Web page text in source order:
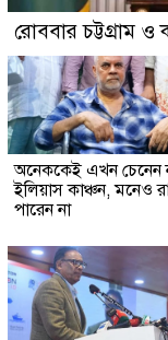
রোববার চট্টগ্রাম ও
অনেককেই এখন চেনেন
ইলিয়াস কাঞ্চন, মনেও
পারেন না